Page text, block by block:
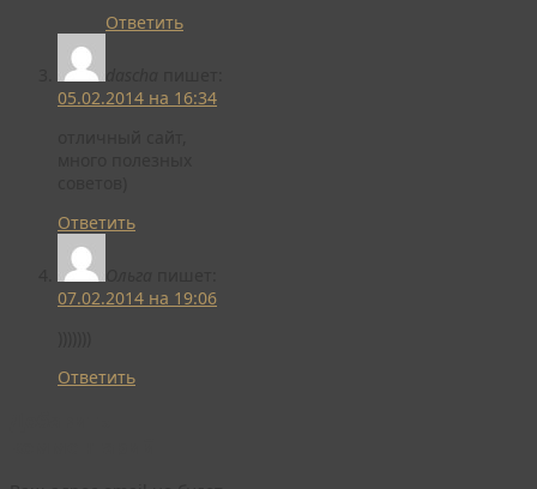
Ответить
05.02.2014 на 16:34
Ответить
07.02.2014 на 19:06
Ответить